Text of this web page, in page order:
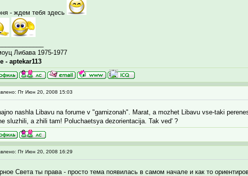
- ждем тебя здесь
Либава 1975-1977
- aptekar113
Пт Июн 20, 2008 15:03
nashla Libavu na forume v "garnizonah". Marat, a mozhet Libavu vse-taki
sluzhili, a zhili tam! Poluchaetsya dezorientacija. Tak ved' ?
Пт Июн 20, 2008 16:29
Света ты права - просто тема появилась в самом начале и как то